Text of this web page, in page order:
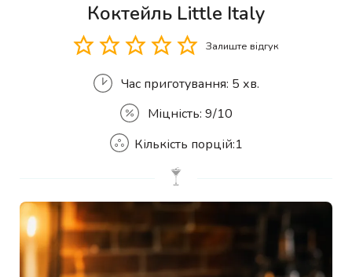
Коктейль Little Italy
Залиште відгук
Час приготування: 5 хв.
Міцність: 9/10
Кількість
Кількість порцій:1